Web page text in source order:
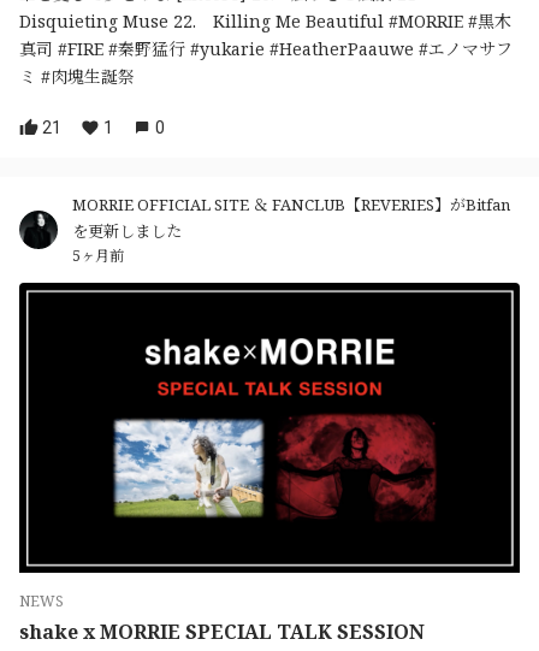
Disquieting Muse 22. Killing Me Beautiful #MORRIE #黒木
真司 #FIRE #秦野猛行 #yukarie #HeatherPaauwe #エノマサフ
ミ #肉塊生誕祭
21 1 0
MORRIE OFFICIAL SITE ＆ FANCLUB【REVERIES】がBitfan
を更新しました
5ヶ月前
NEWS
shake x MORRIE SPECIAL TALK SESSION